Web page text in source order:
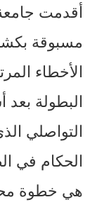
أقدمت
مسبوقة
الأخطاء
البطولة بعد
التواصلي
الحكام في
هي خطوة